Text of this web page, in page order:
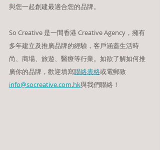
與您一起創建最適合您的品牌。
So Creative 是一間香港 Creative Agency，擁有
多年建立及推廣品牌的經驗，客戶涵蓋生活時
尚、商場、旅遊、醫療等行業。如欲了解如何推
廣你的品牌，歡迎填寫聯絡表格或電郵致
info@socreative.com.hk與我們聯絡！